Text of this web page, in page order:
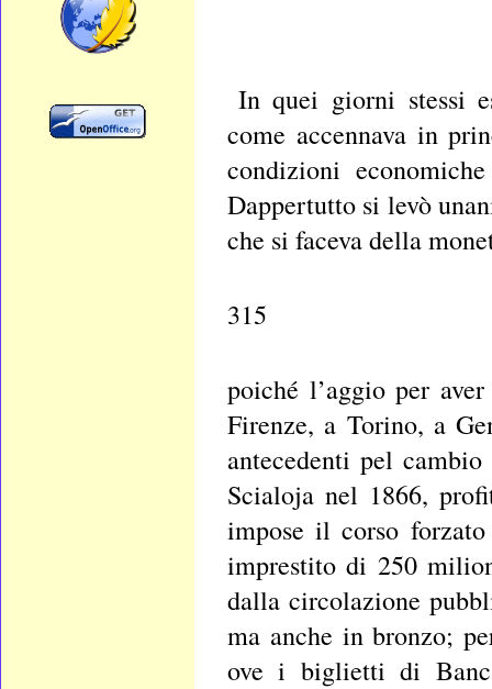
In quei giorni stessi
come accennava in
condizioni
Dappertutto si levò
che si faceva della
315
poiché l’aggio per
Firenze, a Torino, a
antecedenti pel
Scialoja nel 1866,
impose il corso
imprestito di 250
dalla circolazione
ma anche in bronzo;
ove i biglietti di